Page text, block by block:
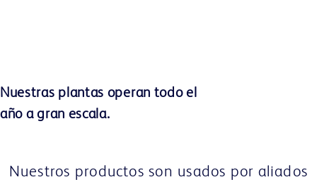
Nuestras plantas operan todo el
año a gran escala.
Nuestros productos son usados por aliados